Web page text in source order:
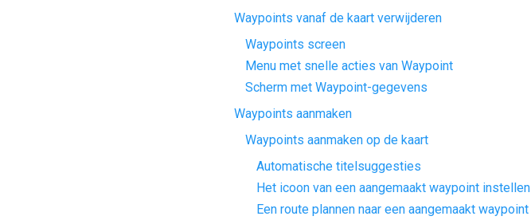
Waypoints vanaf de kaart verwijderen
Waypoints screen
Menu met snelle acties van Waypoint
Scherm met Waypoint-gegevens
Waypoints aanmaken
Waypoints aanmaken op de kaart
Automatische titelsuggesties
Het icoon van een aangemaakt waypoint instellen
Een route plannen naar een aangemaakt waypoint